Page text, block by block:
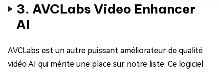
3. AVCLabs Video Enhancer
AI
AVCLabs est un autre puissant améliorateur de qualité
vidéo AI qui mérite une place sur notre liste. Ce logiciel